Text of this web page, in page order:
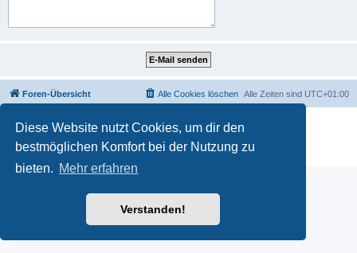
Diese Website nutzt Cookies, um dir den
bestmöglichen Komfort bei der Nutzung zu
bieten. Mehr erfahren
Verstanden!
Foren-Übersicht Alle Zeiten sind UTC+01:00
Alle Cookies löschen
Powered by phpBB
® Forum Software © phpBB Limited
Deutsche Übersetzung durch
Datenschutz|Nutzungsbedingungen